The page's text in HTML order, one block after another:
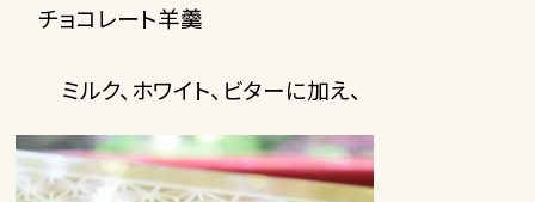
チョコレート羊羹
ミルク、ホワイト、ビターに加え、